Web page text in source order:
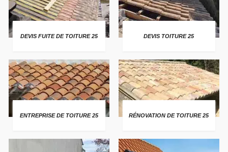
DEVIS FUITE DE TOITURE 25 DEVIS TOITURE 25
ENTREPRISE DE TOITURE 25 RÉNOVATION DE TOITURE 25